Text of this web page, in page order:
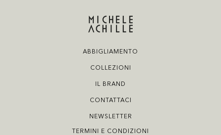
ABBIGLIAMENTO
COLLEZIONI
IL BRAND
CONTATTACI
NEWSLETTER
TERMINI E CONDIZIONI